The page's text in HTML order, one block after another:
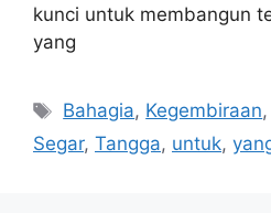
kunci untuk membangun
yang
Tags
Bahagia, Kegembiraan,
Segar, Tangga, untuk,